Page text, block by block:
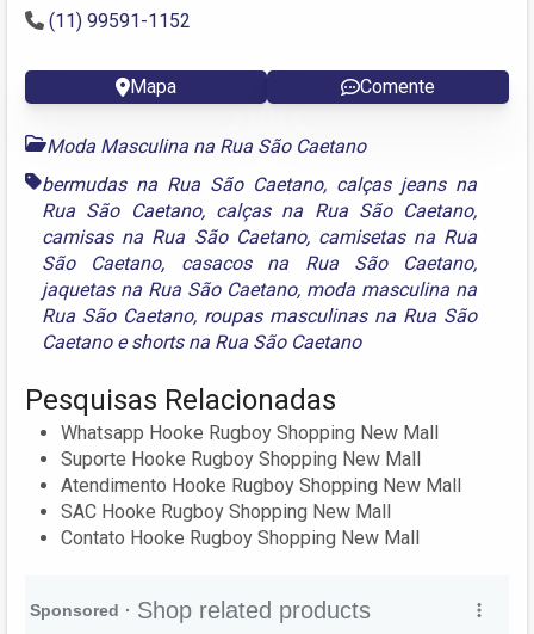
(11) 99591-1152
Mapa Comente
Moda Masculina na Rua São Caetano
bermudas na Rua São Caetano, calças jeans na
Rua São Caetano, calças na Rua São Caetano,
camisas na Rua São Caetano, camisetas na Rua
São Caetano, casacos na Rua São Caetano,
jaquetas na Rua São Caetano, moda masculina na
Rua São Caetano, roupas masculinas na Rua São
Caetanoeshorts na Rua São Caetano
Pesquisas Relacionadas
Whatsapp Hooke Rugboy Shopping New Mall
Suporte Hooke Rugboy Shopping New Mall
Atendimento Hooke Rugboy Shopping New Mall
SAC Hooke Rugboy Shopping New Mall
Contato Hooke Rugboy Shopping New Mall